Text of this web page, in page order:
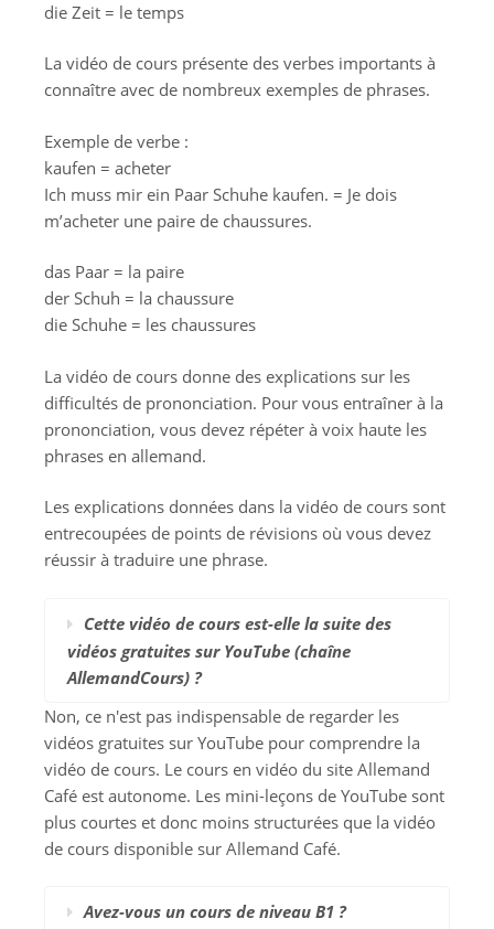
die Zeit = le temps
La vidéo de cours présente des verbes importants à
connaître avec de nombreux exemples de phrases.
Exemple de verbe :
kaufen = acheter
Ich muss mir ein Paar Schuhe kaufen. = Je dois
m’acheter une paire de chaussures.
das Paar = la paire
der Schuh = la chaussure
die Schuhe = les chaussures
La vidéo de cours donne des explications sur les
difficultés de prononciation. Pour vous entraîner à la
prononciation, vous devez répéter à voix haute les
phrases en allemand.
Les explications données dans la vidéo de cours sont
entrecoupées de points de révisions où vous devez
réussir à traduire une phrase.
Cette vidéo de cours est-elle la suite des
vidéos gratuites sur YouTube (chaîne
AllemandCours) ?
Non, ce n'est pas indispensable de regarder les
vidéos gratuites sur YouTube pour comprendre la
vidéo de cours. Le cours en vidéo du site Allemand
Café est autonome. Les mini-leçons de YouTube sont
plus courtes et donc moins structurées que la vidéo
de cours disponible sur Allemand Café.
Avez-vous un cours de niveau B1 ?